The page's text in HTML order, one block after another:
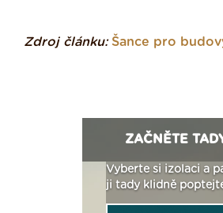
Zdroj článku: Šance pro
ZAČNĚTE
Vyberte si izolaci a
ji tady klidně